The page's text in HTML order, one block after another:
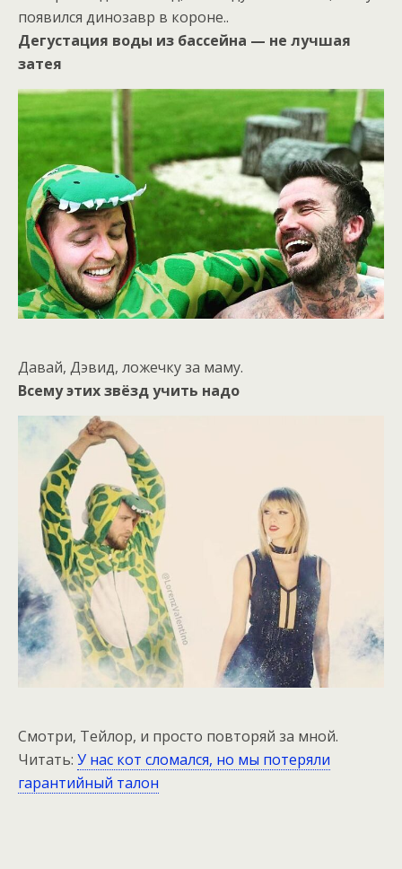
появился динозавр в короне..
Дегустация воды из бассейна — не лучшая
затея
Давай, Дэвид, ложечку за маму.
Всему этих звёзд учить надо
Смотри, Тейлор, и просто повторяй за мной.
Читать: У нас кот сломался, но мы потеряли
гарантийный талон